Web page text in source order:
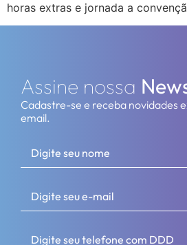
horas extras e jornada a
Assine nossa
Cadastre-se e receba novidades
email.